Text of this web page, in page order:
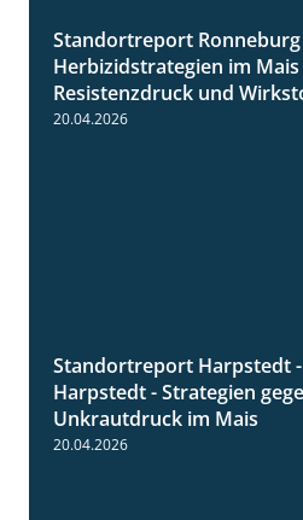
Standortreport Ronneburg
Herbizidstrategien im
Resistenzdruck und
20.04.2026
Standortreport Harpstedt
Harpstedt - Strategien
Unkrautdruck im Mais
20.04.2026